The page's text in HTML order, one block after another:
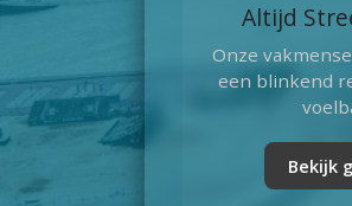
Altijd
Onze
een blinkend
Bekijk